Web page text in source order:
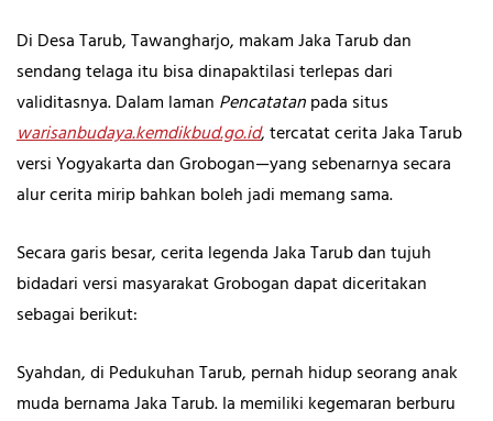
Di Desa Tarub, Tawangharjo, makam Jaka Tarub dan
sendang telaga itu bisa dinapaktilasi terlepas dari
validitasnya. Dalam laman Pencatatanpada situs
warisanbudaya.kemdikbud.go.id, tercatat cerita Jaka Tarub
versi Yogyakarta dan Grobogan—yang sebenarnya secara
alur cerita mirip bahkan boleh jadi memang sama.
Secara garis besar, cerita legenda Jaka Tarub dan tujuh
bidadari versi masyarakat Grobogan dapat diceritakan
sebagai berikut:
Syahdan, di Pedukuhan Tarub, pernah hidup seorang anak
muda bernama Jaka Tarub. Ia memiliki kegemaran berburu